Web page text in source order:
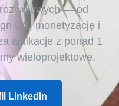
— od
UX, monetyzację i
aplikacje z ponad 1
wieloprojektowe.
LinkedIn